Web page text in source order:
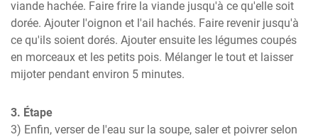
viande hachée. Faire frire la viande jusqu'à ce qu'elle soit
dorée. Ajouter l'oignon et l'ail hachés. Faire revenir jusqu'à
ce qu'ils soient dorés. Ajouter ensuite les légumes coupés
en morceaux et les petits pois. Mélanger le tout et laisser
mijoter pendant environ 5 minutes.
3. Étape
3) Enfin, verser de l'eau sur la soupe, saler et poivrer selon